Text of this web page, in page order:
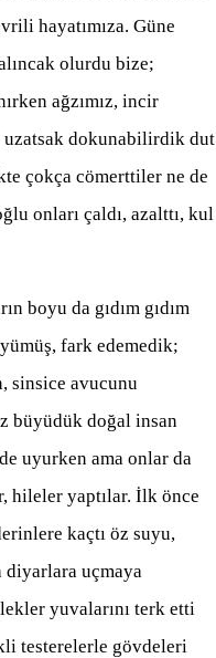
hayatımıza. Güne
olurdu bize;
ağzımız, incir
uzatsak dokunabilirdik dut
çokça cömerttiler ne de
onları çaldı, azalttı, kul
boyu da gıdım gıdım
fark edemedik;
sinsice avucunu
büyüdük doğal insan
uyurken ama onlar da
hileler yaptılar. İlk önce
kaçtı öz suyu,
diyarlara uçmaya
yuvalarını terk etti
testerelerle gövdeleri